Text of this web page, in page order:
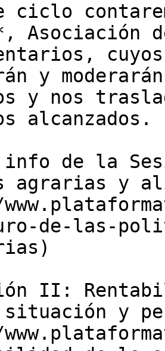
ciclo
Asociación
y
y nos
alcanzados.
info de la
agrarias y
de-las-
II:
y